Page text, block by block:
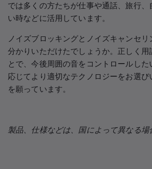
では多くの方たちが仕事や通話、旅行、
い時などに活用しています。
ノイズブロッキングとノイズキャンセリ
分かりいただけたでしょうか。正しく用
とで、今後周囲の音をコントロールした
応じてより適切なテクノロジーをお選び
を願っています。
製品、仕様などは、国によって異なる場